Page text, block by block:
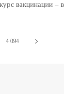
вакцинации –
4 094